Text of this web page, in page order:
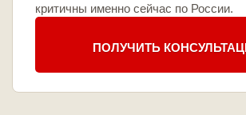
критичны именно сейчас по России.
ПОЛУЧИТЬ